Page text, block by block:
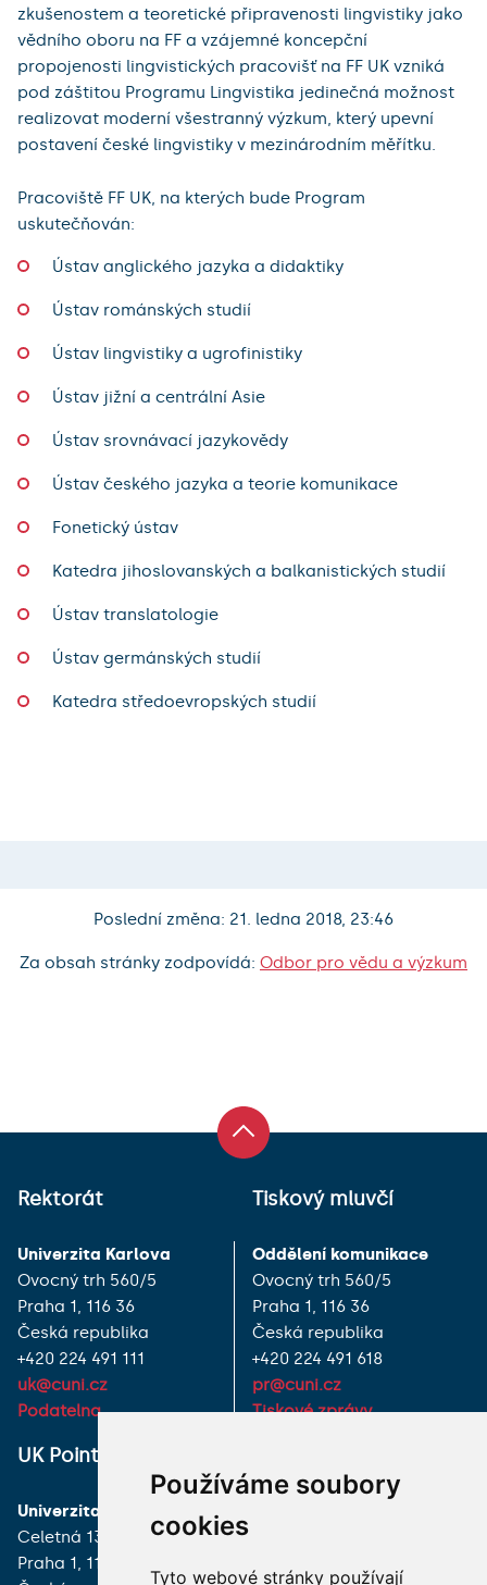
Používáme soubory
cookies
Tyto webové stránky používají
zkušenostem a teoretické připravenosti lingvistiky jako
vědního oboru na FF a vzájemné koncepční
propojenosti lingvistických pracovišť na FF UK vzniká
pod záštitou Programu Lingvistika jedinečná možnost
realizovat moderní všestranný výzkum, který upevní
postavení české lingvistiky v mezinárodním měřítku.
Pracoviště FF UK, na kterých bude Program
uskutečňován:
Ústav anglického jazyka a didaktiky
Ústav románských studií
Ústav lingvistiky a ugrofinistiky
Ústav jižní a centrální Asie
Ústav srovnávací jazykovědy
Ústav českého jazyka a teorie komunikace
Fonetický ústav
Katedra jihoslovanských a balkanistických studií
Ústav translatologie
Ústav germánských studií
Katedra středoevropských studií
Poslední změna: 21. ledna 2018, 23:46
Za obsah stránky zodpovídá: Odbor pro vědu a výzkum
Rektorát
Univerzita Karlova
Ovocný trh 560/5
Praha 1, 116 36
Česká republika
+420 224 491 111
uk@cuni.cz
Podatelna
Tiskový mluvčí
Oddělení komunikace
Ovocný trh 560/5
Praha 1, 116 36
Česká republika
+420 224 491 618
pr@cuni.cz
Tiskové zprávy
UK Point
Univerzita Karlova
Celetná 13
Praha 1, 116 36
JAK K NÁM?